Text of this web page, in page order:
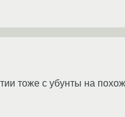
тоже с убунты на